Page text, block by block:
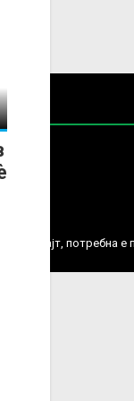
веб сајт, потребна